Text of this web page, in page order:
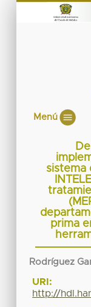
Menú
sistema
prima
Rodríguez
URI:
http://